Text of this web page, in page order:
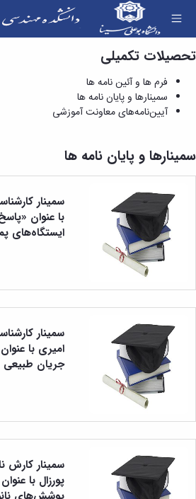
درباره
دانشکده
تاریخچه
روسای
پیشین
افتخارات
آلبوم
عکس
اطلاعات
تماس
سازمان
دانشکده
معاونت
آموزشی
معاونت
پژوهشی
معاونت
تحصیلات
تکمیلی
کمیته
منتخب
هیات
ممیزی
کمیته
ترفیع
شورای
آموزش
دوره
کارشناسی
و
آئین
آیین‌نامه‌های
معاونت
آموزشی
تحصیلات
فرم
ها
آئین
نامه
سمینارها
و
پایان
نامه
ها
آیین‌نامه‌های
معاونت
آموزشی
پژوهش
پژوهش
کارگاه ها
و
ها
گروه
گروه
عمران
گروه
مکانیک
گروه
صنایع
کامپیوتر
نشریات
پژوهش
های
در
سیستم
تولید
دانشکده
اساتید
کارکنان
دانشکده
مهندسی
آموزشی
گروه
های
آموزشی
مهندسی
مهندسی
مواد
مهندسی
صنایع
مهندسی
مکانیک
مهندسی
کامپیوتر
سمینارها و پایان نامه ها -
تحصیلات تکمیلی
فرم ها و آئین نامه ها
سمینارها و پایان نامه ها
آیین‌نامه‌های معاونت آموزشی
سمینارها و پایان نامه ها
سمینار
با عنوان
ایستگاه‌های
سمینار
امیری با
جریان طبیعی
سمینار کارش
پورزال با